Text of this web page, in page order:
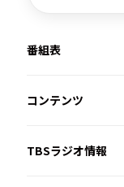
番組表
コンテンツ
TBSラジオ情報